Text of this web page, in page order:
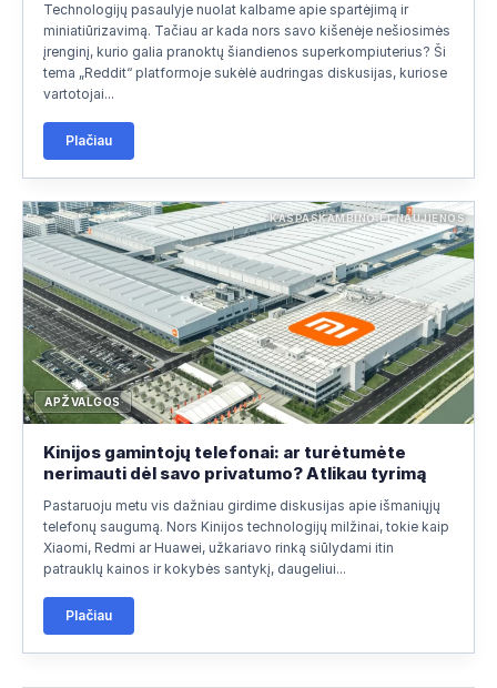
Technologijų pasaulyje nuolat kalbame apie spartėjimą ir
miniatiūrizavimą. Tačiau ar kada nors savo kišenėje nešiosimės
įrenginį, kurio galia pranoktų šiandienos superkompiuterius? Ši
tema „Reddit“ platformoje sukėlė audringas diskusijas, kuriose
vartotojai...
Plačiau
KASPASKAMBINO.LT NAUJIENOS
APŽVALGOS
Kinijos gamintojų telefonai: ar turėtumėte
nerimauti dėl savo privatumo? Atlikau tyrimą
Pastaruoju metu vis dažniau girdime diskusijas apie išmaniųjų
telefonų saugumą. Nors Kinijos technologijų milžinai, tokie kaip
Xiaomi, Redmi ar Huawei, užkariavo rinką siūlydami itin
patrauklų kainos ir kokybės santykį, daugeliui...
Plačiau